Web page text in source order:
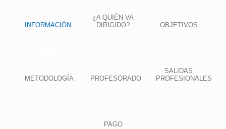
INFORMACIÓN
¿A QUIÉN VA
DIRIGIDO?
OBJETIVOS
METODOLOGÍA PROFESORADO
SALIDAS
PROFESIONALES
PAGO